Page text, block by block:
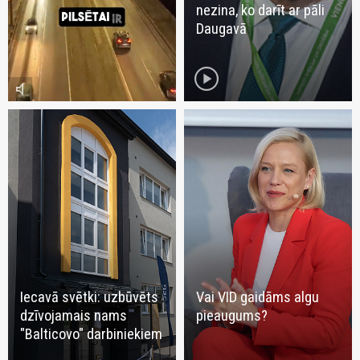
volume_mute
nezina, ko darīt ar pāli
Daugavā
play_circle
Iecavā svētki: uzbūvēts
dzīvojamais nams
"Balticovo" darbiniekiem
Vai VID gaidāms algu
pieaugums?